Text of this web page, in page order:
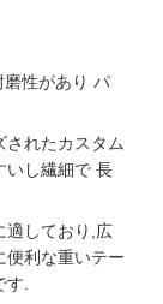
性があり パ
れたカスタム
いし繊細で 長
適しており,広
便利な重いテー
.